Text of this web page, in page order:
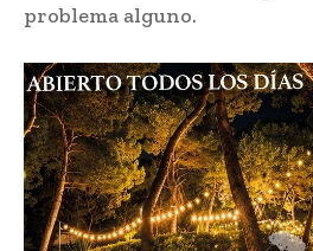
problema alguno.